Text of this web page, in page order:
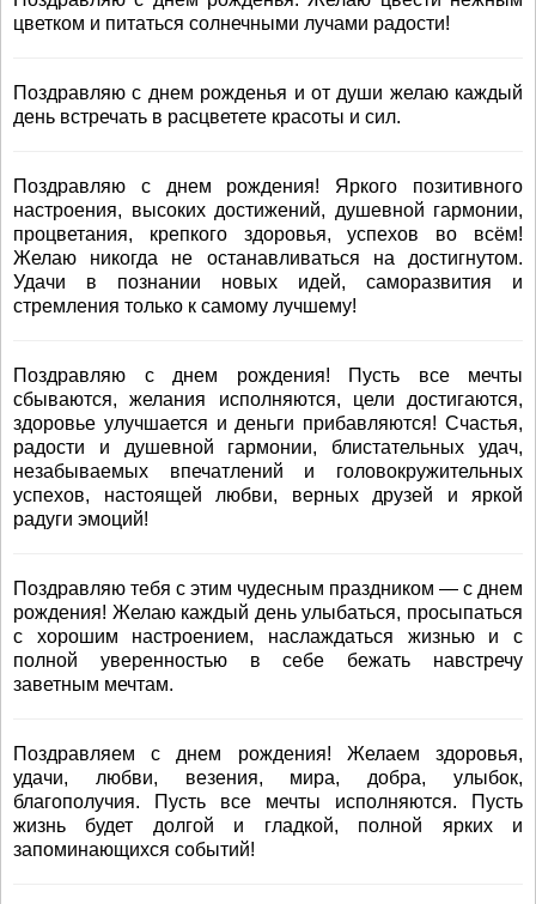
цветком и питаться солнечными лучами радости!
Поздравляю с днем рожденья и от души желаю каждый
день встречать в расцветете красоты и сил.
Поздравляю с днем рождения! Яркого позитивного
настроения, высоких достижений, душевной гармонии,
процветания, крепкого здоровья, успехов во всём!
Желаю никогда не останавливаться на достигнутом.
Удачи в познании новых идей, саморазвития и
стремления только к самому лучшему!
Поздравляю с днем рождения! Пусть все мечты
сбываются, желания исполняются, цели достигаются,
здоровье улучшается и деньги прибавляются! Счастья,
радости и душевной гармонии, блистательных удач,
незабываемых впечатлений и головокружительных
успехов, настоящей любви, верных друзей и яркой
радуги эмоций!
Поздравляю тебя с этим чудесным праздником — с днем
рождения! Желаю каждый день улыбаться, просыпаться
с хорошим настроением, наслаждаться жизнью и с
полной уверенностью в себе бежать навстречу
заветным мечтам.
Поздравляем с днем рождения! Желаем здоровья,
удачи, любви, везения, мира, добра, улыбок,
благополучия. Пусть все мечты исполняются. Пусть
жизнь будет долгой и гладкой, полной ярких и
запоминающихся событий!